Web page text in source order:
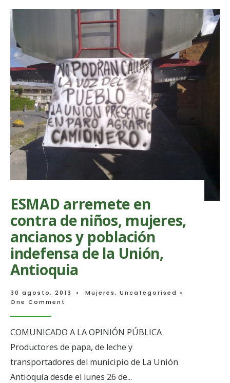
Comunicado
público
movimiento
victimas
de
crímenes
de
estado
MOVICE
ESMAD arremete en
contra de niños, mujeres,
ancianos y población
indefensa de la Unión,
Antioquia
30 agosto, 2013 • Mujeres, Uncategorised •
One Comment
COMUNICADO A LA OPINIÓN PÚBLICA
Productores de papa, de leche y
transportadores del municipio de La Unión
Antioquia desde el lunes 26 de...